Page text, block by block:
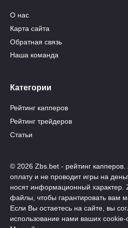
О нас
Карта сайта
Обратная связь
Наша команда
Категории
Рейтинг капперов
Рейтинг трейдеров
Статьи
© 2026 Zbs.bet - рейтинг
оплату и не проводит игры на
носят информационный характер.
файлы, чтобы гарантировать вам
Если Вы остаетесь на сайте, вы
использование нами ваших